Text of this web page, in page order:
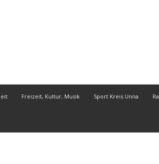
Freizeit, Kultur, Musik Sport Kreis Unna